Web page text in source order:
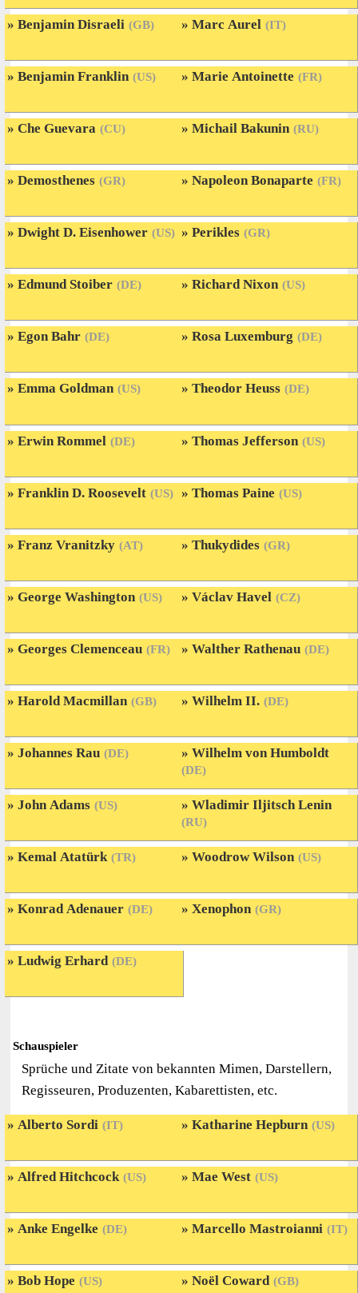
Benjamin Disraeli (GB)
Benjamin Franklin (US)
Che Guevara (CU)
Demosthenes (GR)
Dwight D. Eisenhower (US)
Edmund Stoiber (DE)
Egon Bahr (DE)
Emma Goldman (US)
Erwin Rommel (DE)
Franklin D. Roosevelt (US)
Franz Vranitzky (AT)
George Washington (US)
Georges Clemenceau (FR)
Harold Macmillan (GB)
Johannes Rau (DE)
John Adams (US)
Kemal Atatürk (TR)
Konrad Adenauer (DE)
Ludwig Erhard (DE)
Marc Aurel (IT)
Marie Antoinette (FR)
Michail Bakunin (RU)
Napoleon Bonaparte (FR)
Perikles (GR)
Richard Nixon (US)
Rosa Luxemburg (DE)
Theodor Heuss (DE)
Thomas Jefferson (US)
Thomas Paine (US)
Thukydides (GR)
Václav Havel (CZ)
Walther Rathenau (DE)
Wilhelm II. (DE)
Wilhelm von Humboldt
(DE)
Wladimir Iljitsch Lenin
(RU)
Woodrow Wilson (US)
Xenophon (GR)
Schauspieler
Sprüche und Zitate von bekannten Mimen, Darstellern,
Regisseuren, Produzenten, Kabarettisten, etc.
Alberto Sordi (IT)
Alfred Hitchcock (US)
Anke Engelke (DE)
Bob Hope (US)
Katharine Hepburn (US)
Mae West (US)
Marcello Mastroianni (IT)
Noël Coward (GB)